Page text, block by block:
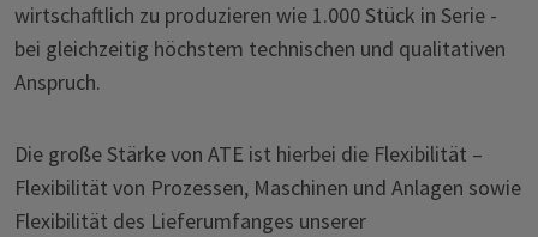
wirtschaftlich zu produzieren wie 1.000 Stück in Serie -
bei gleichzeitig höchstem technischen und qualitativen
Anspruch.
Die große Stärke von ATE ist hierbei die Flexibilität –
Flexibilität von Prozessen, Maschinen und Anlagen sowie
Flexibilität des Lieferumfanges unserer